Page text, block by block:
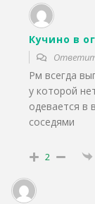
Кучино в
Рм всегда
у которой
одевается в
соседями
2